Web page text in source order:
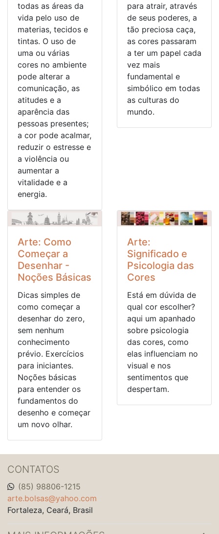
todas as áreas da
vida pelo uso de
materias, tecidos e
tintas. O uso de
uma ou várias
cores no ambiente
pode alterar a
comunicação, as
atitudes e a
aparência das
pessoas presentes;
a cor pode acalmar,
reduzir o estresse e
a violência ou
aumentar a
vitalidade e a
energia.
para atrair, através
de seus poderes, a
tão preciosa caça,
as cores passaram
a ter um papel cada
vez mais
fundamental e
simbólico em todas
as culturas do
mundo.
Arte: Como
Começar a
Desenhar -
Noções Básicas
Dicas simples de
como começar a
desenhar do zero,
sem nenhum
conhecimento
prévio. Exercícios
para iniciantes.
Noções básicas
para entender os
fundamentos do
desenho e começar
um novo olhar.
Arte:
Significado e
Psicologia das
Cores
Está em dúvida de
qual cor escolher?
aqui um apanhado
sobre psicologia
das cores, como
elas influenciam no
visual e nos
sentimentos que
despertam.
CONTATOS
(85) 98806-1215
arte.bolsas@yahoo.com
Fortaleza, Ceará, Brasil